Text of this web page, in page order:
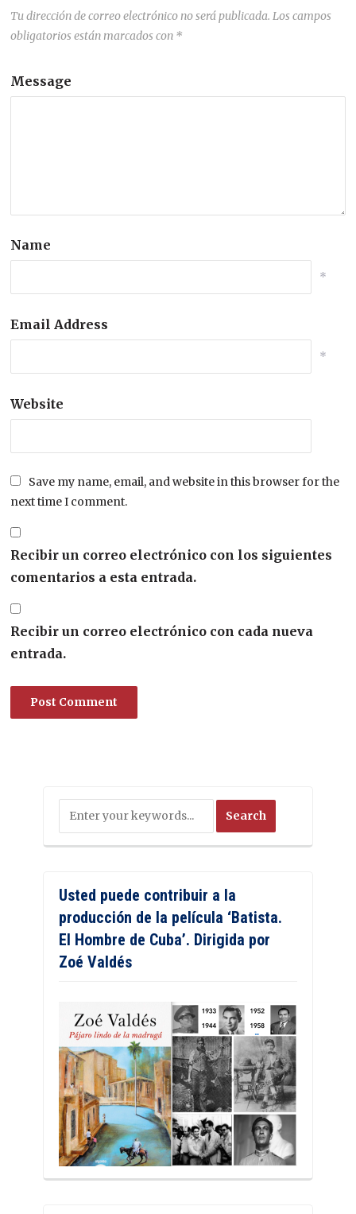
Tu dirección de correo electrónico no será publicada. Los campos
obligatorios están marcados con *
Message
Name
*
Email Address
*
Website
Save my name, email, and website in this browser for the
next time I comment.
Recibir un correo electrónico con los siguientes
comentarios a esta entrada.
Recibir un correo electrónico con cada nueva
entrada.
Usted puede contribuir a la
producción de la película ‘Batista.
El Hombre de Cuba’. Dirigida por
Zoé Valdés